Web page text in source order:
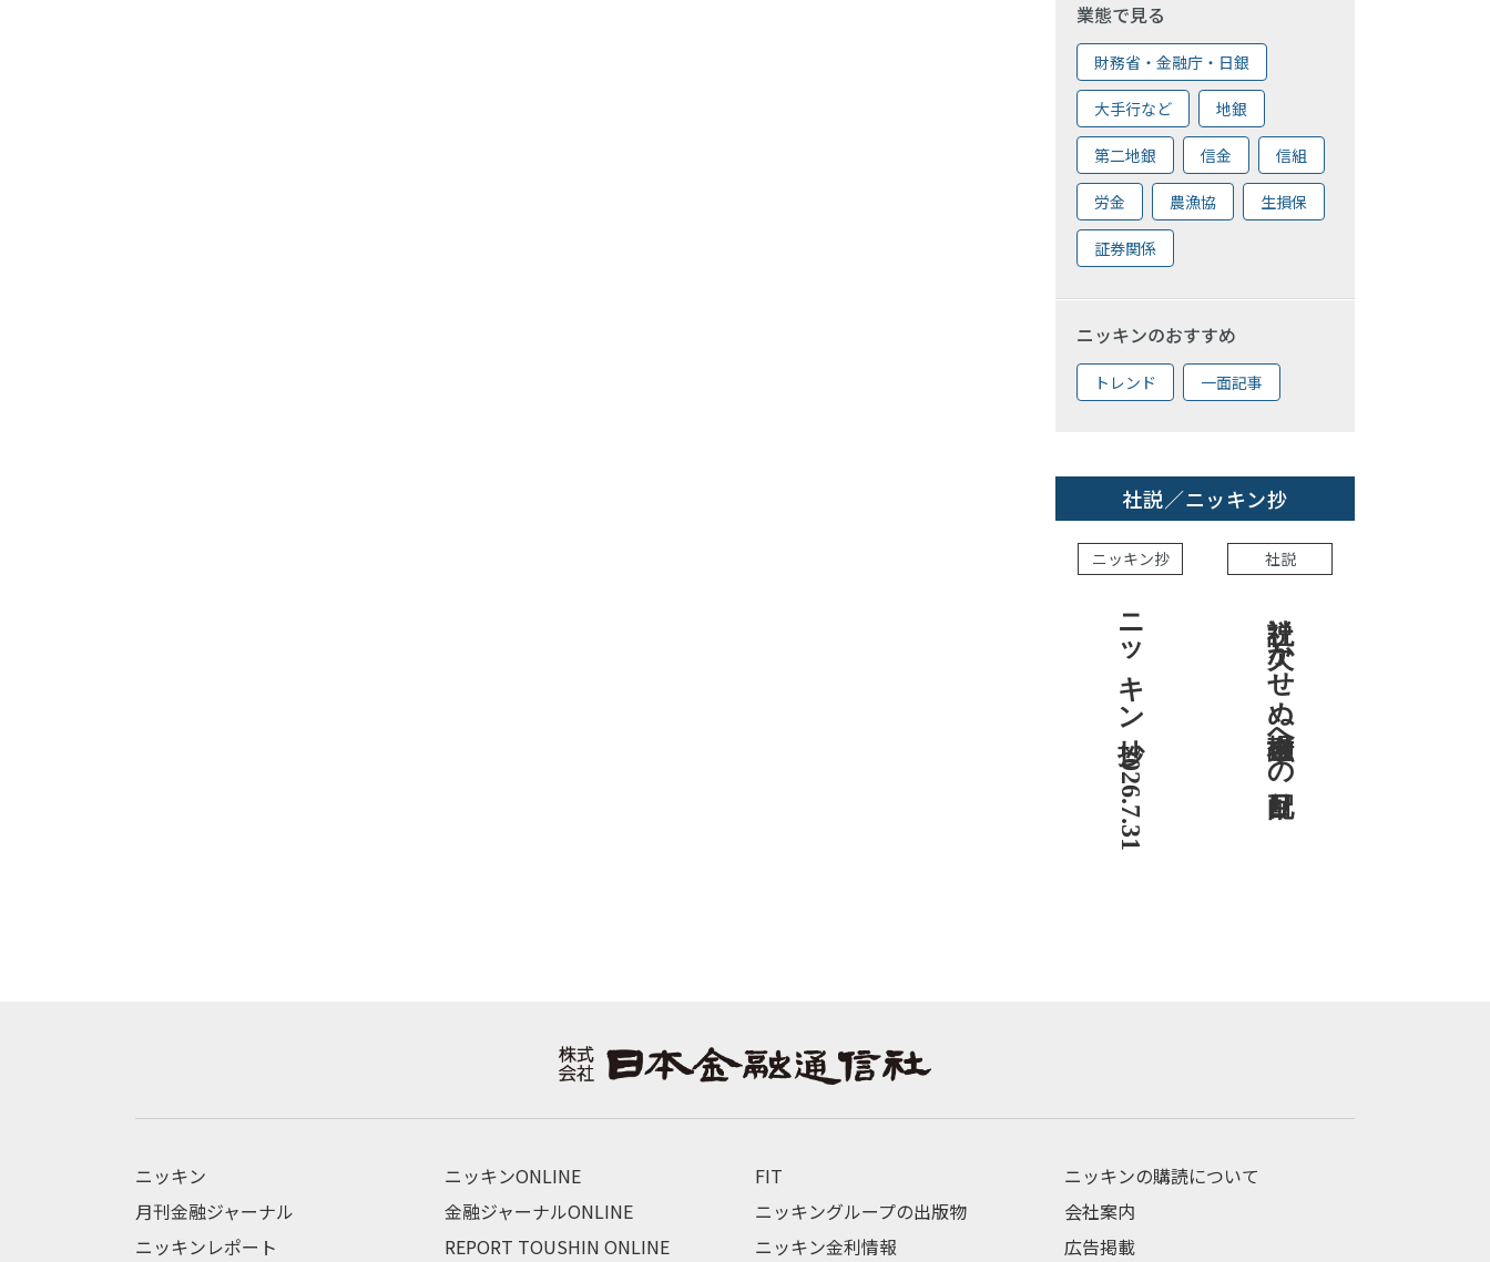
業態で見る
財務省・金融庁・日銀
大手行など 地銀
第二地銀 信金 信組
労金 農漁協 生損保
証券関係
ニッキンのおすすめ
トレンド 一面記事
社説／ニッキン抄
ニッキン抄
ニッキン抄 2026.7.31
社説
社説 欠かせぬ金融市場への目配り
ニッキン
月刊金融ジャーナル
ニッキンレポート
ニッキンONLINE
金融ジャーナルONLINE
REPORT TOUSHIN ONLINE
FIT
ニッキングループの出版物
ニッキン金利情報
ニッキンの購読について
会社案内
広告掲載